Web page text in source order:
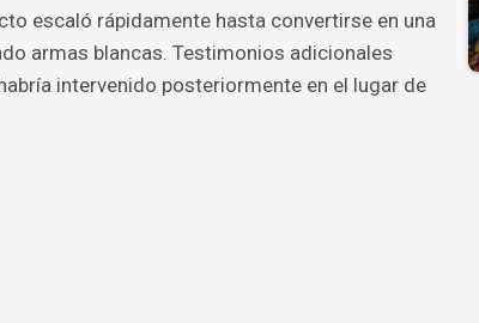
escaló rápidamente hasta convertirse en una
armas blancas. Testimonios adicionales
intervenido posteriormente en el lugar de